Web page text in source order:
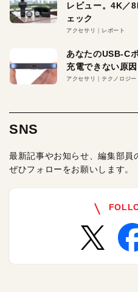
レビュー。4K／
ェック
アクセサリ レポート
あなたのUSB-C
充電できない原
アクセサリ テクノロジー
SNS
最新記事やお知らせ、編集部員
ぜひフォローをお願いします。